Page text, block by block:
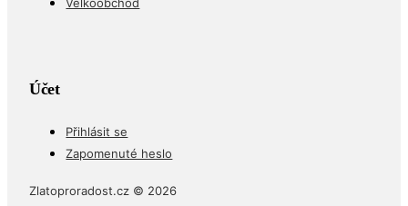
Účet
Přihlásit se
Zapomenuté heslo
Zlatoproradost.cz © 2026